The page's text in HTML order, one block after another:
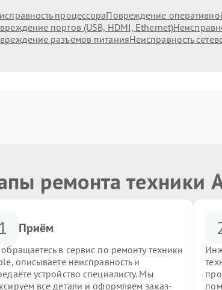
процессораПовреждение
портов (USB, HDMI, Ethernet)
разъемов питанияНеисправность
ремонта техники
1 Приём
в сервис по ремонту техники
описываете неисправность и
устройство специалисту. Мы
все детали и оформляем заказ-